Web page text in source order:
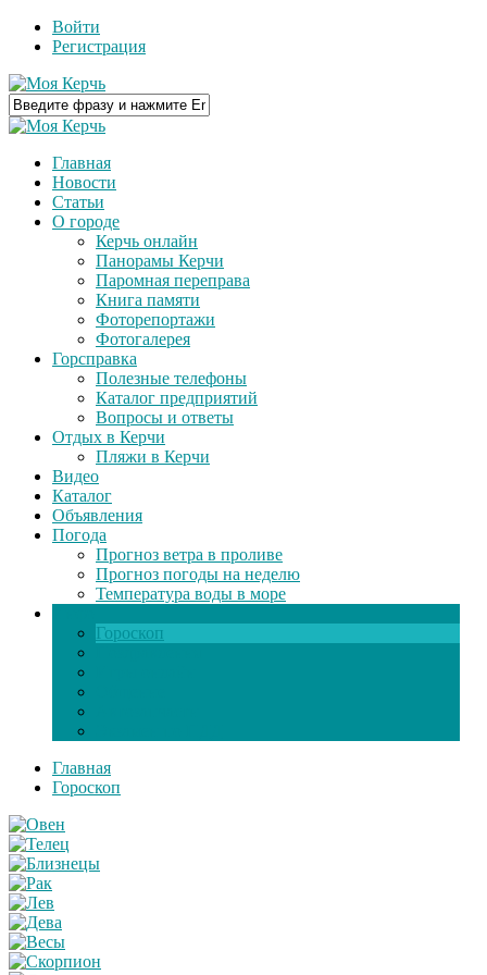
Войти
Регистрация
Главная
Новости
Статьи
О городе
Керчь онлайн
Панорамы Керчи
Паромная переправа
Книга памяти
Фоторепортажи
Фотогалерея
Горсправка
Полезные телефоны
Каталог предприятий
Вопросы и ответы
Отдых в Керчи
Пляжи в Керчи
Видео
Каталог
Объявления
Погода
Прогноз ветра в проливе
Прогноз погоды на неделю
Температура воды в море
Гороскоп
Главная
Гороскоп